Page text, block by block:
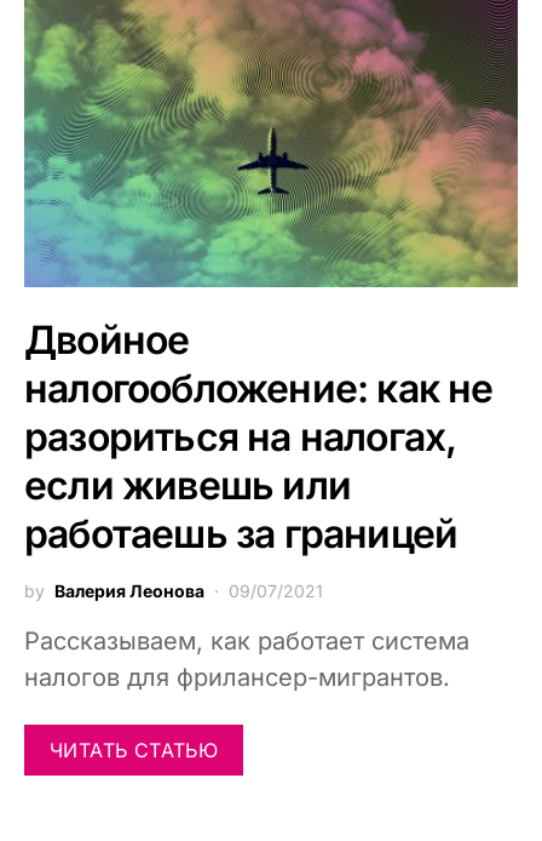
Двойное
налогообложение: как не
разориться на налогах,
если живешь или
работаешь за границей
by Валерия Леонова 09/07/2021
Рассказываем, как работает система
налогов для фрилансер-мигрантов.
ЧИТАТЬ СТАТЬЮ